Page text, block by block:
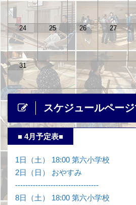
24 25 26 27
31
スケジュールペー
■ 4月予定表■
1日（土） 18:00 第六小学校
2日（日） おやすみ
---------------------------------
8日（土） 18:00 第六小学校